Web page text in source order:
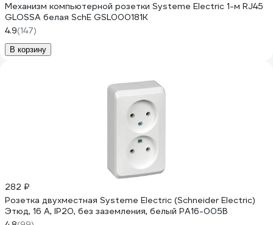
Механизм компьютерной розетки Systeme Electric 1-м RJ45
GLOSSA белая SchE GSL000181K
4.9(147)
В корзину
282 ₽
Розетка двухместная Systeme Electric (Schneider Electric)
Этюд, 16 А, IP20, без заземления, белый PA16-005B